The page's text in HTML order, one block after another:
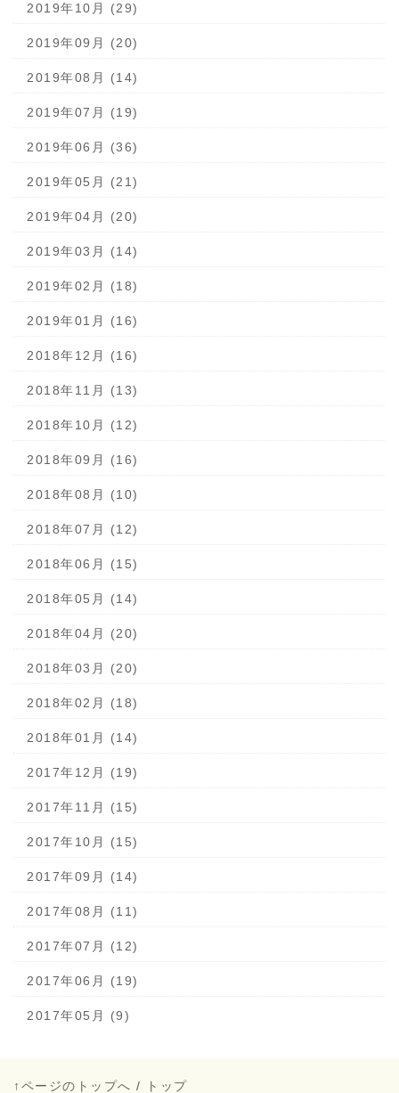
2019年10月 (29)
2019年09月 (20)
2019年08月 (14)
2019年07月 (19)
2019年06月 (36)
2019年05月 (21)
2019年04月 (20)
2019年03月 (14)
2019年02月 (18)
2019年01月 (16)
2018年12月 (16)
2018年11月 (13)
2018年10月 (12)
2018年09月 (16)
2018年08月 (10)
2018年07月 (12)
2018年06月 (15)
2018年05月 (14)
2018年04月 (20)
2018年03月 (20)
2018年02月 (18)
2018年01月 (14)
2017年12月 (19)
2017年11月 (15)
2017年10月 (15)
2017年09月 (14)
2017年08月 (11)
2017年07月 (12)
2017年06月 (19)
2017年05月 (9)
↑ページのトップへ / トップ